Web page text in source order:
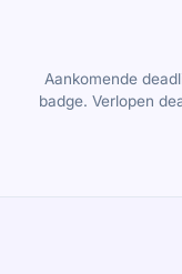
Aankomende
badge. Verlopen